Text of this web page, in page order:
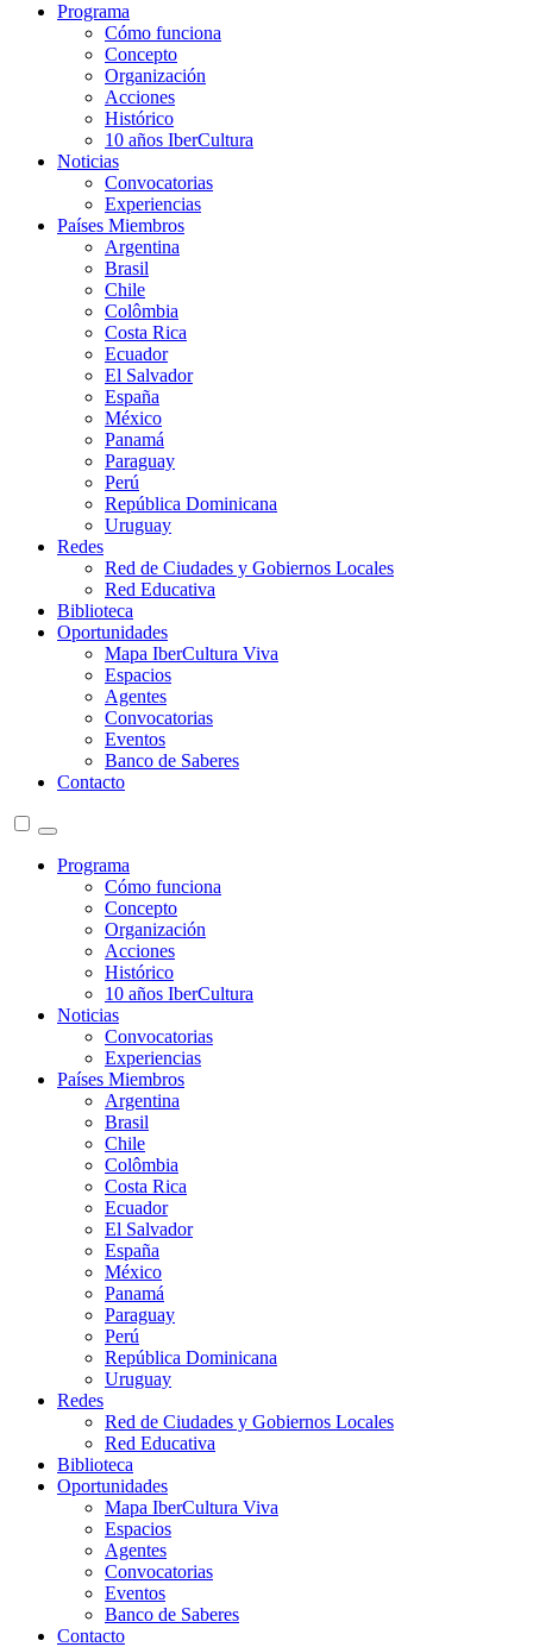
Programa
Cómo funciona
Concepto
Organización
Acciones
Histórico
10 años IberCultura
Noticias
Convocatorias
Experiencias
Países Miembros
Argentina
Brasil
Chile
Colômbia
Costa Rica
Ecuador
El Salvador
España
México
Panamá
Paraguay
Perú
República Dominicana
Uruguay
Redes
Red de Ciudades y Gobiernos Locales
Red Educativa
Biblioteca
Oportunidades
Mapa IberCultura Viva
Espacios
Agentes
Convocatorias
Eventos
Banco de Saberes
Contacto
Programa
Cómo funciona
Concepto
Organización
Acciones
Histórico
10 años IberCultura
Noticias
Convocatorias
Experiencias
Países Miembros
Argentina
Brasil
Chile
Colômbia
Costa Rica
Ecuador
El Salvador
España
México
Panamá
Paraguay
Perú
República Dominicana
Uruguay
Redes
Red de Ciudades y Gobiernos Locales
Red Educativa
Biblioteca
Oportunidades
Mapa IberCultura Viva
Espacios
Agentes
Convocatorias
Eventos
Banco de Saberes
Contacto